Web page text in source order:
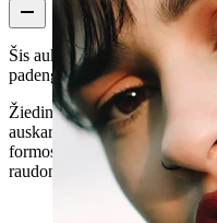
Šis auksinės spalvos
padengtas 14k auksu.
Žiedinis auskaras turi mažą
auskarą, reikia patraukti jo
formos dekoracija iš žalvario
raudonas arba mėlynas.